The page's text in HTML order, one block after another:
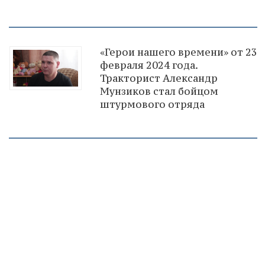
«Герои нашего времени» от 23
февраля 2024 года.
Тракторист Александр
Мунзиков стал бойцом
штурмового отряда